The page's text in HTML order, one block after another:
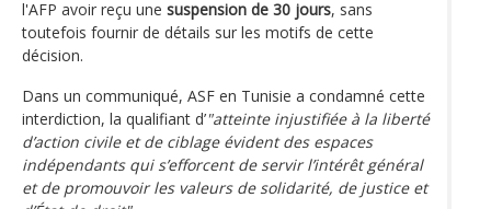
l'AFP avoir reçu une suspension de 30 jours, sans
toutefois fournir de détails sur les motifs de cette
décision.
Dans un communiqué, ASF en Tunisie a condamné cette
interdiction, la qualifiant d’"atteinte injustifiée à la liberté
d’action civile et de ciblage évident des espaces
indépendants qui s’efforcent de servir l’intérêt général
et de promouvoir les valeurs de solidarité, de justice et